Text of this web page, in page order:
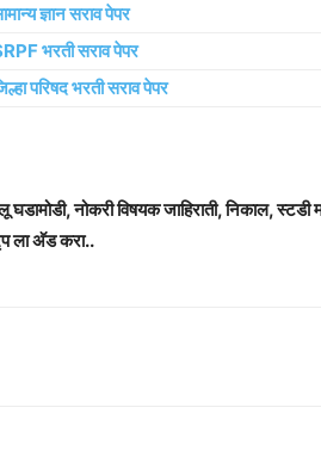
ज्ञान सराव पेपर
भरती सराव पेपर
परिषद भरती सराव पेपर
घडामोडी, नोकरी विषयक जाहिराती, निकाल, स्टडी
ला अ‍ॅड करा..